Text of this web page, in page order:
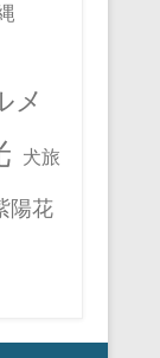
メ
犬旅
陽花